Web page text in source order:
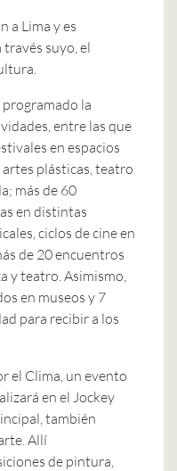
a Lima y es
través suyo, el
la
entre las que
en espacios
plásticas, teatro
más de 60
en distintas
ciclos de cine en
de 20 encuentros
y teatro. Asimismo,
en museos y 7
para recibir a los
el Clima, un evento
en el Jockey
también
Allí
de pintura,